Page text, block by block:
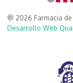
® 2026 Farmacia de
Desarrollo Web